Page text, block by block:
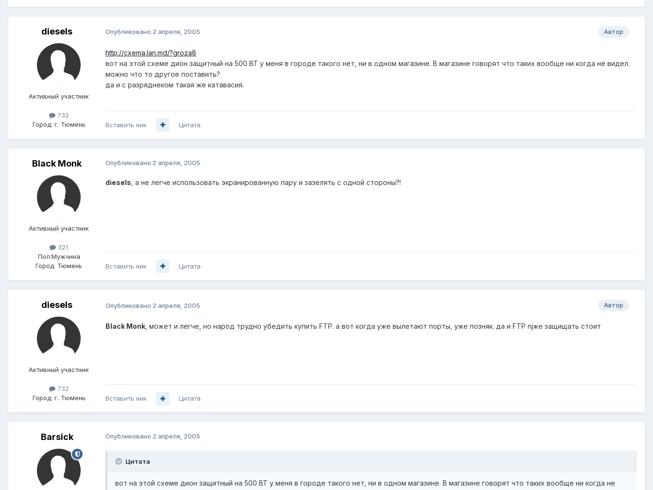
diesels
Активный участник
732
Город: г. Тюмень
Автор
Опубликовано 2 апреля, 2005
http://cxema.lan.md/?groza8
вот на этой схеме дион защитный на 500 ВТ у меня в городе такого нет, ни в одном магазине. В магазине говорят что таких вообще ни когда не видел.
можно что то другое поставить?
да и с разряднеком такая же катавасия.
Вставить ник Цитата
Black Monk
Активный участник
321
Пол:Мужчина
Город: Тюмень
Опубликовано 2 апреля, 2005
diesels , а не легче использовать экранированную пару и зазелять с одной стороны?!
Вставить ник Цитата
diesels
Активный участник
732
Город: г. Тюмень
Автор
Опубликовано 2 апреля, 2005
Black Monk , может и легче, но народ трудно убедить купить FTP. а вот когда уже вылетают порты, уже позняк. да и FTP njже защищать стоит
Вставить ник Цитата
Barsick Опубликовано 2 апреля, 2005
Цитата
вот на этой схеме дион защитный на 500 ВТ у меня в городе такого нет, ни в одном магазине. В магазине говорят что таких вообще ни когда не